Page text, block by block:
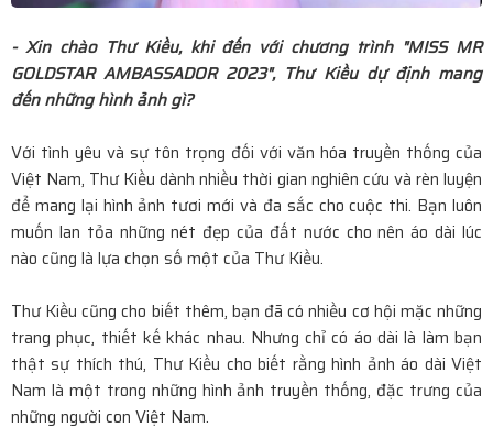
Nhà Thiết Kế Sĩ Hoàng Lan Tỏa Thông Điệp Hồn Nhiên
Trong Thời Trang Trẻ Em Tại Casting Spring Tết Kid
Fashion Show
Lý do các bác sĩ ưu tiên thuốc chuẩn chất lượng quốc tế
cho người bệnh?
Vedette Kim Hân ghi dấu ấn rực rỡ trên sàn diễn Ocean
Thương mại Việt Nam - Hoa Kỳ thúc đẩy mở rộng đối
thoại thương mại trong kỷ nguyên mới
UEB Voice Up 2025: Sân chơi MC & Debate lần đầu tiên
- Xin chào Thư Kiều, khi đến với chương trình "MISS MR
GOLDSTAR AMBASSADOR 2023", Thư Kiều dự định mang
đến những hình ảnh gì?
Với tình yêu và sự tôn trọng đối với văn hóa truyền thống của
Việt Nam, Thư Kiều dành nhiều thời gian nghiên cứu và rèn luyện
để mang lại hình ảnh tươi mới và đa sắc cho cuộc thi. Bạn luôn
muốn lan tỏa những nét đẹp của đất nước cho nên áo dài lúc
nào cũng là lựa chọn số một của Thư Kiều.
Thư Kiều cũng cho biết thêm, bạn đã có nhiều cơ hội mặc những
trang phục, thiết kế khác nhau. Nhưng chỉ có áo dài là làm bạn
thật sự thích thú, Thư Kiều cho biết rằng hình ảnh áo dài Việt
Nam là một trong những hình ảnh truyền thống, đặc trưng của
những người con Việt Nam.